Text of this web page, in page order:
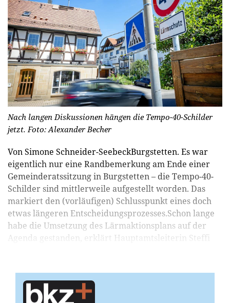
Nach langen Diskussionen hängen die Tempo-40-Schilder
jetzt. Foto: Alexander Becher
Von Simone Schneider-SeebeckBurgstetten. Es war
eigentlich nur eine Randbemerkung am Ende einer
Gemeinderatssitzung in Burgstetten – die Tempo-40-
Schilder sind mittlerweile aufgestellt worden. Das
markiert den (vorläufigen) Schlusspunkt eines doch
etwas längeren Entscheidungsprozesses.Schon lange
habe die Umsetzung des Lärmaktionsplans auf der
Agenda gestanden, erklärt Hauptamtsleiterin Steffi